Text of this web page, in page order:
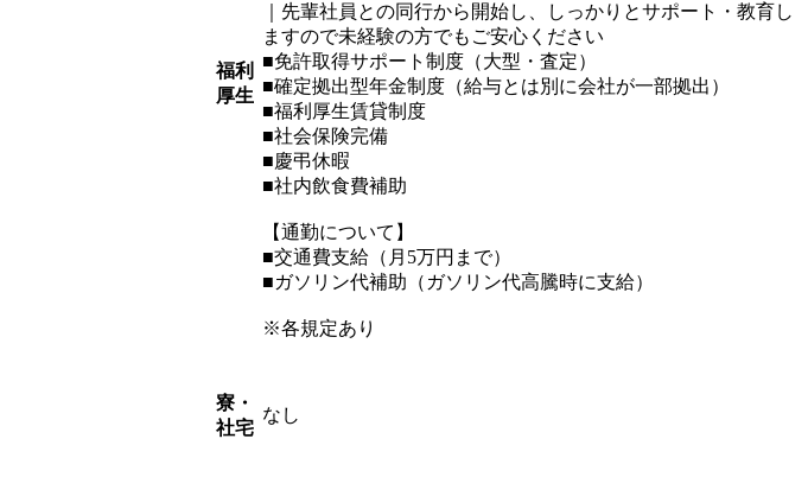
福利
厚生
｜先輩社員との同行から開始し、しっかりとサポート・教育し
ますので未経験の方でもご安心ください
■免許取得サポート制度（大型・査定）
■確定拠出型年金制度（給与とは別に会社が一部拠出）
■福利厚生賃貸制度
■社会保険完備
■慶弔休暇
■社内飲食費補助
【通勤について】
■交通費支給（月5万円まで）
■ガソリン代補助（ガソリン代高騰時に支給）
※各規定あり
寮・
社宅
なし